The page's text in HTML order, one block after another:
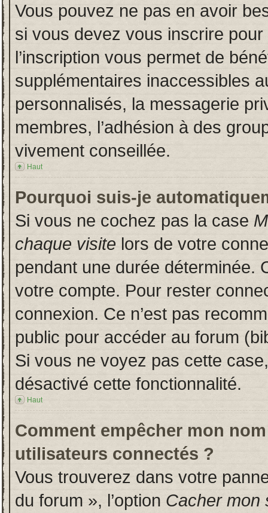
Vous pouvez ne pas en avoir
si vous devez vous inscrire
l’inscription vous permet de
supplémentaires inaccessibles
personnalisés, la messagerie
membres, l’adhésion à des
vivement conseillée.
Haut
Pourquoi suis-je
Si vous ne cochez pas la case
chaque visite lors de votre
pendant une durée déterminée.
votre compte. Pour rester
connexion. Ce n’est pas
public pour accéder au forum
Si vous ne voyez pas cette
désactivé cette fonctionnalité.
Haut
Comment empêcher mon
utilisateurs connectés ?
Vous trouverez dans votre
du forum », l’option Cacher mon